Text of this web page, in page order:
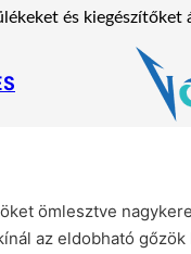
és
ömlesztve
az eldobható